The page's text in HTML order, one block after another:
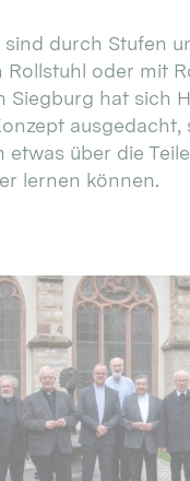
durch Stufen
Rollstuhl oder mit
Siegburg hat sich
ausgedacht,
etwas über die
lernen können.